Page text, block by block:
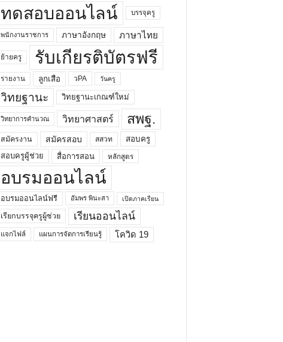
ทดสอบออนไลน์ บรรจุครู
พนักงานราชการ ภาษาอังกฤษ ภาษาไทย
ย้ายครู รับเกียรติบัตรฟรี
รายงาน ลูกเสือ วPA วันครู
วิทยฐานะ วิทยฐานะเกณฑ์ใหม่
วิทยาการคำนวณ วิทยาศาสตร์ สพฐ.
สมัครงาน สมัครสอบ สสวท
สอบครู
สอบครูผู้ช่วย
สื่อการสอน หลักสูตร
อบรมออนไลน์
อบรมออนไลน์ฟรี อัมพร พินะสา เปิดภาคเรียน
เรียกบรรจุครูผู้ช่วย เรียนออนไลน์
แจกไฟล์ แผนการจัดการเรียนรู้ โควิด 19